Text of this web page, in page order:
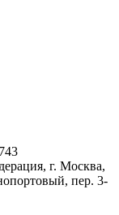
г. Москва,
пер. 3-